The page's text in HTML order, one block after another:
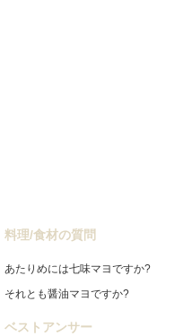
料理/食材の質問
あたりめには七味マヨですか?
それとも醤油マヨですか?
ベストアンサー